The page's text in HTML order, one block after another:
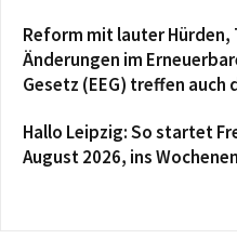
Reform mit lauter Hürden,
Änderungen im
Gesetz (EEG) treffen auch
Hallo Leipzig: So startet
August 2026, ins